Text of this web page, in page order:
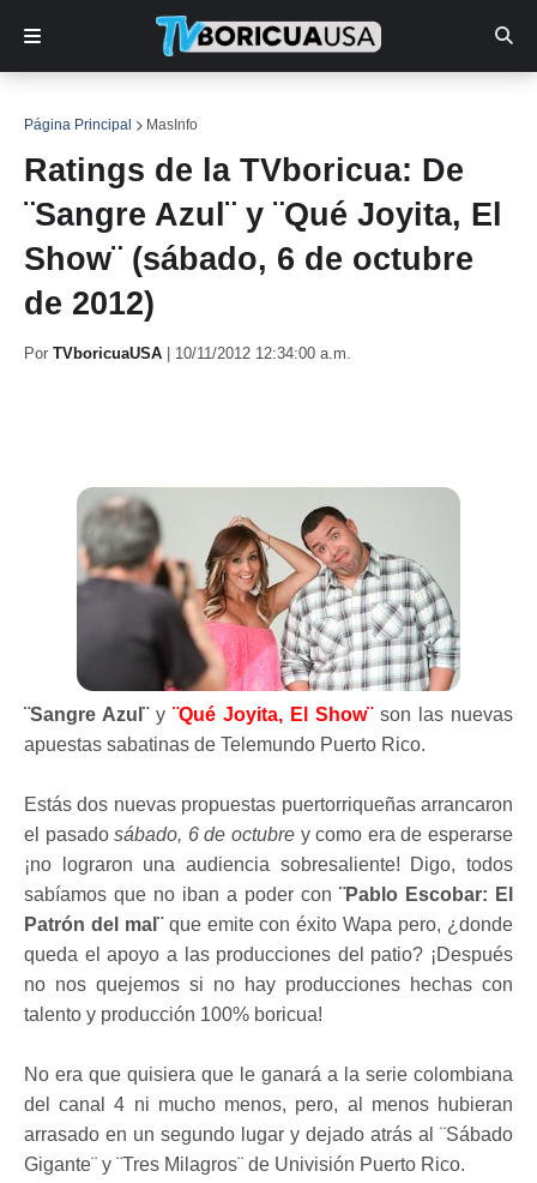
Página Principal MasInfo
Ratings de la TVboricua: De
¨Sangre Azul¨ y ¨Qué Joyita, El
Show¨ (sábado, 6 de octubre
de 2012)
Por TVboricuaUSA 10/11/2012 12:34:00 a.m.
¨Sangre Azul¨y ¨Qué Joyita, El Show¨son las nuevas
apuestas sabatinas de Telemundo Puerto Rico.
Estás dos nuevas propuestas puertorriqueñas arrancaron
el pasadosábado, 6 de octubre y como era de esperarse
¡no lograron una audiencia sobresaliente! Digo, todos
sabíamos que no iban a poder con ¨Pablo Escobar: El
Patrón del mal¨que emite con éxito Wapa pero, ¿donde
queda el apoyo a las producciones del patio? ¡Después
no nos quejemos si no hay producciones hechas con
talento y producción 100% boricua!
No era que quisiera que le ganará a la serie colombiana
del canal 4 ni mucho menos, pero, al menos hubieran
arrasado en un segundo lugar y dejado atrás al ¨Sábado
Gigante¨ y ¨Tres Milagros¨ de Univisión Puerto Rico.